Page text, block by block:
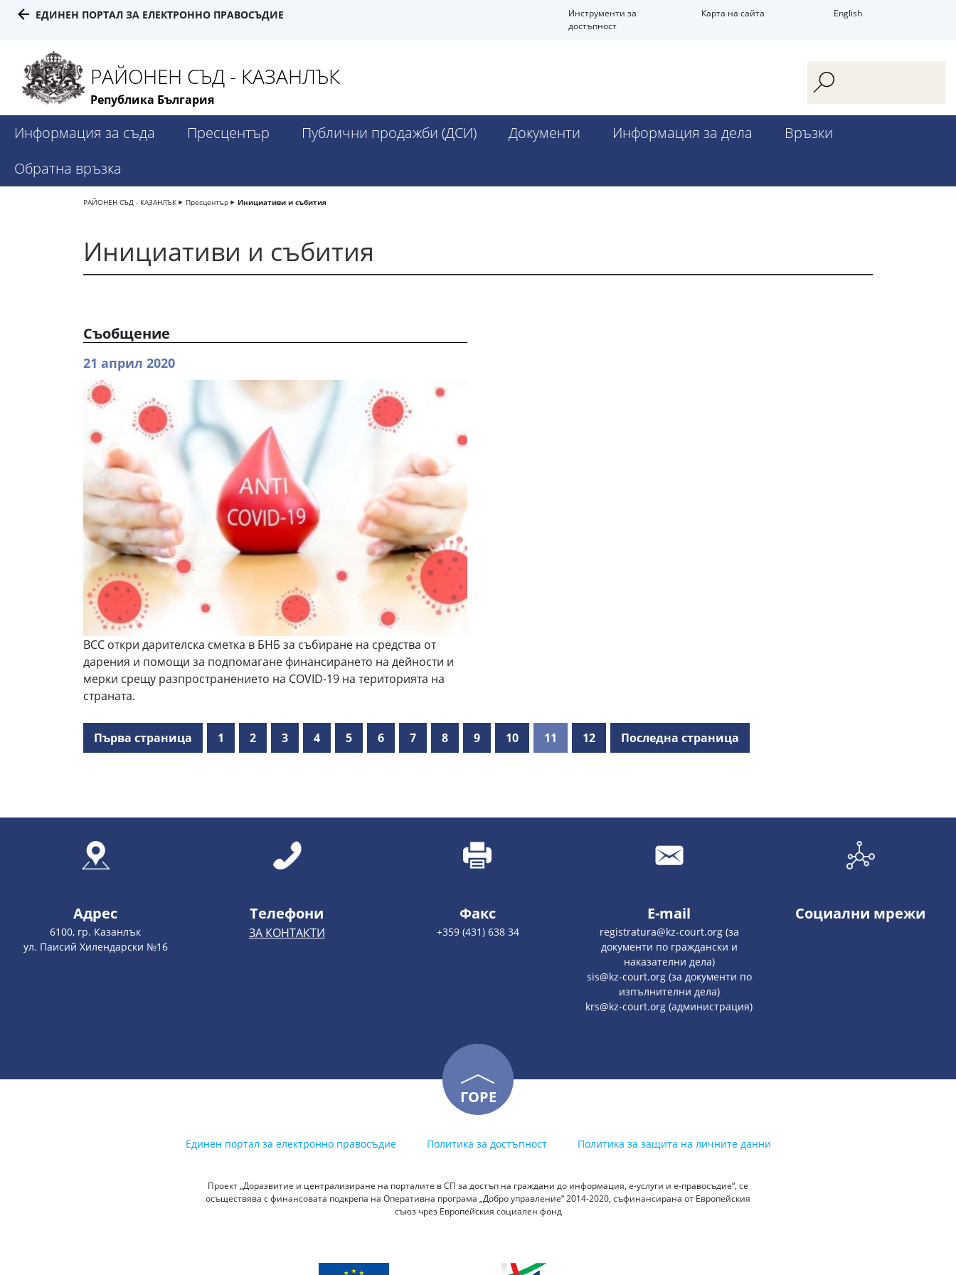
ЕДИНЕН ПОРТАЛ ЗА ЕЛЕКТРОННО ПРАВОСЪДИЕ
Инструменти за
достъпност
Карта на сайта English
РАЙОНЕН СЪД - КАЗАНЛЪК
Република България
Информация за съда Пресцентър Публични продажби (ДСИ) Документи Информация за дела
Връзки
Обратна връзка
РАЙОНЕН СЪД - КАЗАНЛЪК Пресцентър Инициативи и събития
Инициативи и събития
Съобщение
21 април 2020
ВСС откри дарителска сметка в БНБ за събиране на средства от
дарения и помощи за подпомагане финансирането на дейности и
мерки срещу разпространението на COVID-19 на територията на
страната.
Първа страница 1 2 3 4 5 6 7 8 9 10 11 12 Последна страница
Адрес
6100, гр. Казанлък
ул. Паисий Хилендарски №16
Телефони
ЗА КОНТАКТИ
Факс
+359 (431) 638 34
E-mail
registratura@kz-court.org (за
документи по граждански и
наказателни дела)
sis@kz-court.org (за документи по
изпълнителни дела)
krs@kz-court.org (администрация)
Социални мрежи
ГОРЕ
Единен портал за електронно правосъдие Политика за достъпност Политика за защита на личните данни
Проект „Доразвитие и централизиране на порталите в СП за достъп на граждани до информация, е-услуги и е-правосъдие“, се
осъществява с финансовата подкрепа на Оперативна програма „Добро управление“ 2014-2020, съфинансирана от Европейския
съюз чрез Европейския социален фонд